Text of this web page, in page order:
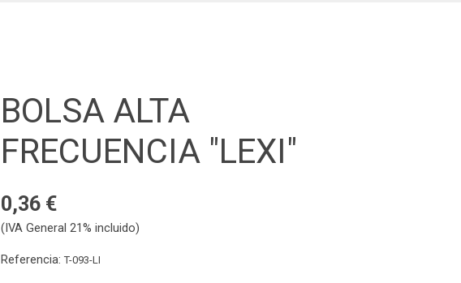
BOLSA ALTA
FRECUENCIA "LEXI"
0,36 €
(IVA General 21% incluido)
Referencia:T-093-LI